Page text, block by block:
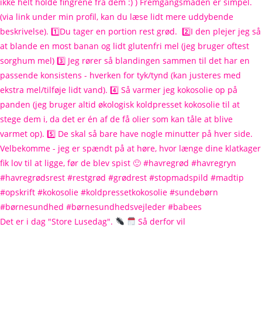
Det er i dag "Store Lusedag". Så derfor vil